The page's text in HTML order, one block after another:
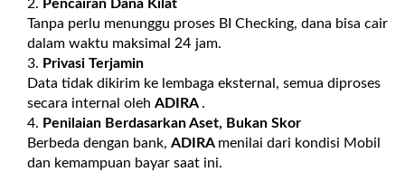
Pencairan Dana Kilat
Tanpa perlu menunggu proses BI Checking, dana bisa cair
dalam waktu maksimal 24 jam.
Privasi Terjamin
Data tidak dikirim ke lembaga eksternal, semua diproses
secara internal oleh ADIRA .
Penilaian Berdasarkan Aset, Bukan Skor
Berbeda dengan bank, ADIRA menilai dari kondisi Mobil
dan kemampuan bayar saat ini.